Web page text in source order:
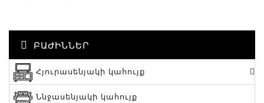
ԲԱԺԻՆՆԵՐ
Հյուրասենյակի կահույք
Ննջասենյակի կահույք